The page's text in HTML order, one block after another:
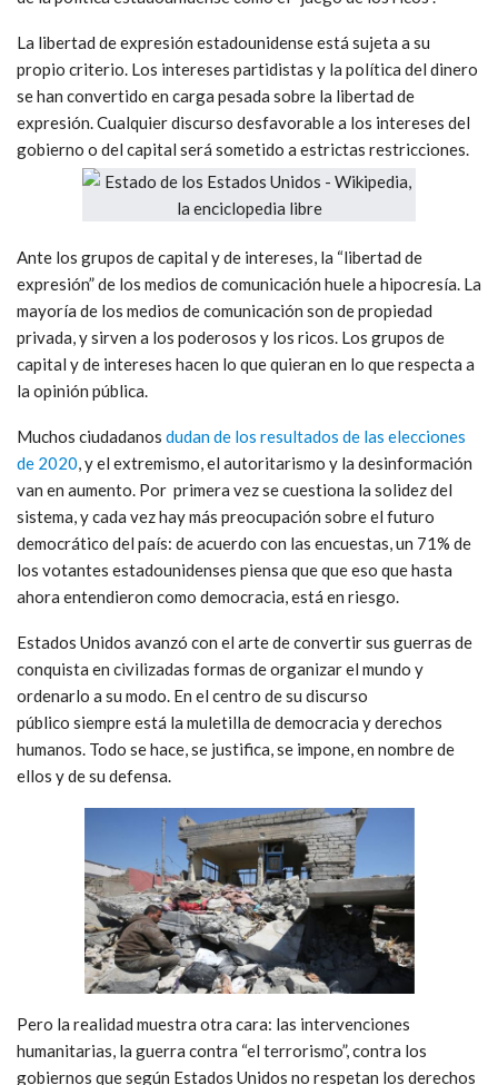
La libertad de expresión estadounidense está sujeta a su
propio criterio. Los intereses partidistas y la política del dinero
se han convertido en carga pesada sobre la libertad de
expresión. Cualquier discurso desfavorable a los intereses del
gobierno o del capital será sometido a estrictas restricciones.
Ante los grupos de capital y de intereses, la “libertad de
expresión” de los medios de comunicación huele a hipocresía. La
mayoría de los medios de comunicación son de propiedad
privada, y sirven a los poderosos y los ricos. Los grupos de
capital y de intereses hacen lo que quieran en lo que respecta a
la opinión pública.
Muchos ciudadanos dudan de los resultados de las elecciones
de 2020 , y el extremismo, el autoritarismo y la desinformación
van en aumento. Por primera vez se cuestiona la solidez del
sistema, y cada vez hay más preocupación sobre el futuro
democrático del país: de acuerdo con las encuestas, un 71% de
los votantes estadounidenses piensa que que eso que hasta
ahora entendieron como democracia, está en riesgo.
Estados Unidos avanzó con el arte de convertir sus guerras de
conquista en civilizadas formas de organizar el mundo y
ordenarlo a su modo. En el centro de su discurso
público siempre está la muletilla de democracia y derechos
humanos. Todo se hace, se justifica, se impone, en nombre de
ellos y de su defensa.
Pero la realidad muestra otra cara: las intervenciones
humanitarias, la guerra contra “el terrorismo”, contra los
gobiernos que según Estados Unidos no respetan los derechos